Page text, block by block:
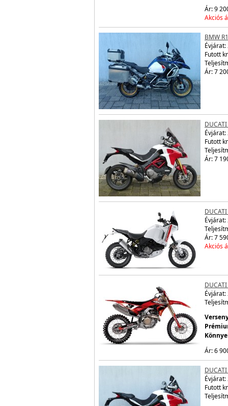
Ár: 9
Akciós
BMW
Évjárat:
Futott
Ár: 7
Évjárat:
Futott
Ár: 7
DUCATI
Évjárat:
Ár: 7
Akciós
Évjárat:
Ár: 6
Évjárat:
Futott